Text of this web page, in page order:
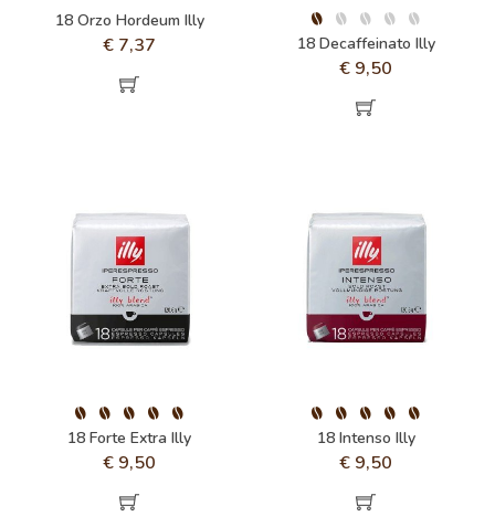
18 Orzo Hordeum Illy
€ 7,37 18 Decaffeinato Illy
€ 9,50
18 Forte Extra Illy
€ 9,50
18 Intenso Illy
€ 9,50